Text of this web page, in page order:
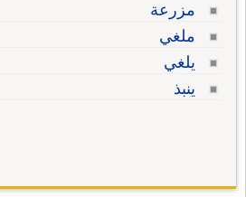
مزرعة
ملغي
يلغي
ينبذ